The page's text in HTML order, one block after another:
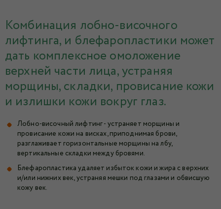
Комбинация лобно-височного
лифтинга, и блефаропластики может
дать комплексное омоложение
верхней части лица, устраняя
морщины, складки, провисание кожи
и излишки кожи вокруг глаз.
Лобно-височный лифтинг - устраняет морщины и
провисание кожи на висках, приподнимая брови,
разглаживает горизонтальные морщины на лбу,
вертикальные складки между бровями.
Блефаропластика удаляет избыток кожи и жира с верхних
и/или нижних век, устраняя мешки под глазами и обвисшую
кожу век.